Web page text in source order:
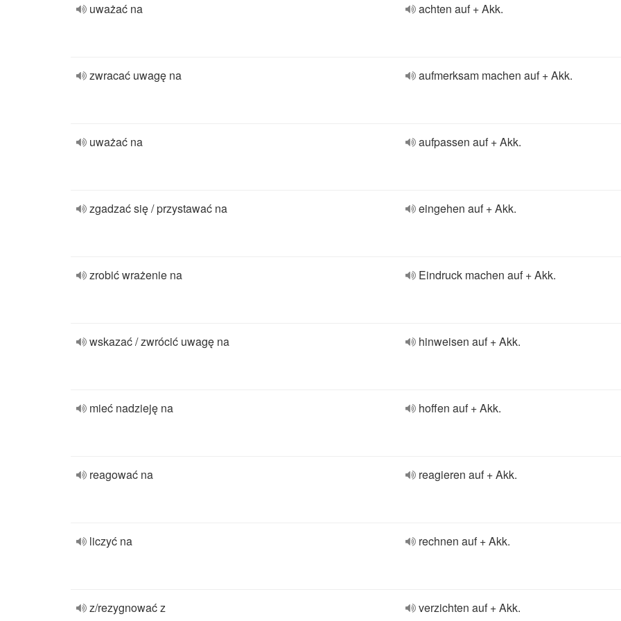
uważać na achten auf + Akk.
zwracać uwagę na aufmerksam machen auf + Akk.
uważać na aufpassen auf + Akk.
zgadzać się / przystawać na eingehen auf + Akk.
zrobić wrażenie na Eindruck machen auf + Akk.
wskazać / zwrócić uwagę na hinweisen auf + Akk.
mieć nadzieję na hoffen auf + Akk.
reagować na reagieren auf + Akk.
liczyć na rechnen auf + Akk.
z/rezygnować z verzichten auf + Akk.